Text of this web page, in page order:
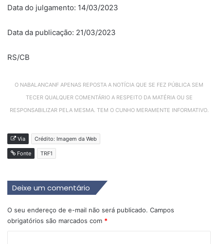
Data do julgamento: 14/03/2023
Data da publicação: 21/03/2023
RS/CB
O NABALANCANF APENAS REPOSTA A NOTÍCIA QUE SE FEZ PÚBLICA SEM
TECER QUALQUER COMENTÁRIO A RESPEITO DA MATÉRIA OU SE
RESPONSABILIZAR PELA MESMA. TEM O CUNHO MERAMENTE INFORMATIVO.
Via Crédito: Imagem da Web
Fonte TRF1
Deixe um comentário
O seu endereço de e-mail não será publicado. Campos
obrigatórios são marcados com *